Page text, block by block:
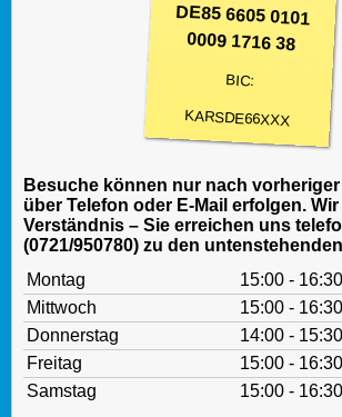
DE85 6605 0101
0009 1716 38
BIC:
KARSDE66XXX
Besuche können nur nach
über Telefon oder E-Mail erfolgen.
Verständnis – Sie erreichen uns
(0721/950780) zu den
Montag
15:00 - 16:30
Mittwoch
15:00 - 16:30
Donnerstag
14:00 - 15:30
Freitag
15:00 - 16:30
Samstag
15:00 - 16:30